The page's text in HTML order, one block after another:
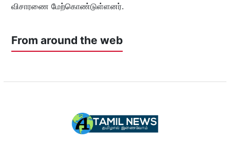
விசாரணை மேற்கொண்டுள்ளனர்.
From around the web